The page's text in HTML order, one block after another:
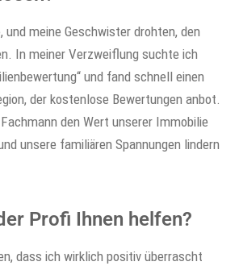
und meine Geschwister drohten, den
In meiner Verzweiflung suchte ich
und fand schnell einen
der kostenlose Bewertungen anbot.
den Wert unserer Immobilie
unsere familiären Spannungen lindern
Profi Ihnen helfen?
dass ich wirklich positiv überrascht